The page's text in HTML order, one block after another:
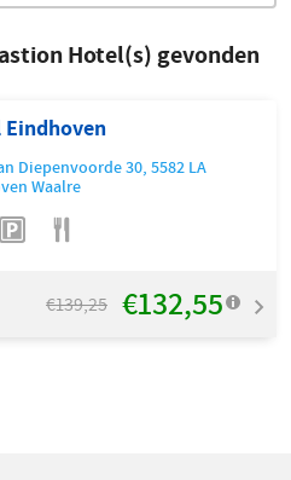
Hotel(s) gevonden
Eindhoven
Diepenvoorde 30,5582 LA
Waalre
€139,25 €132,55